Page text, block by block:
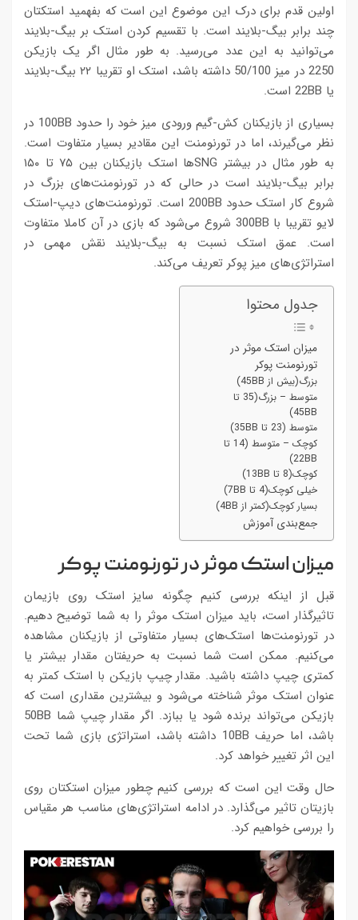
اولین قدم برای درک این موضوع این است که بفهمید استکتان
چند برابر بیگ-بلایند است. با تقسیم کردن استک بر بیگ-بلایند
می‌توانید به این عدد می‌رسید. به طور مثال اگر یک بازیکن
2250 در میز 50/100 داشته باشد، استک او تقریبا ۲۲ بیگ-بلایند
یا 22BB است.
بسیاری از بازیکنان کش-گیم ورودی میز خود را حدود 100BB در
نظر می‌گیرند، اما در تورنومنت این مقادیر بسیار متفاوت است.
به طور مثال در بیشتر SNGها استک بازیکنان بین ۷۵ تا ۱۵۰
برابر بیگ-بلایند است در حالی که در تورنومنت‌های بزرگ در
شروع کار استک حدود 200BB است. تورنومنت‌های دیپ-استک
لایو تقریبا با 300BB شروع می‌شود که بازی در آن کاملا متفاوت
است. عمق استک نسبت به بیگ-بلایند نقش مهمی در
استراتژی‌های میز پوکر تعریف می‌کند.
جدول محتوا
میزان استک موثر در
تورنومنت پوکر
بزرگ(بیش از 45BB)
متوسط – بزرگ(35 تا
45BB)
متوسط (23 تا 35BB)
کوچک – متوسط (14 تا
22BB)
کوچک(8 تا 13BB)
خیلی کوچک(4 تا 7BB)
بسیار کوچک(کمتر از 4BB)
جمع‌بندی آموزش
میزان استک موثر در تورنومنت پوکر
قبل از اینکه بررسی کنیم چگونه سایز استک روی بازیمان
تاثیرگذار است، باید میزان استک موثر را به شما توضیح دهیم.
در تورنومنت‌ها استک‌های بسیار متفاوتی از بازیکنان مشاهده
می‌کنیم. ممکن است شما نسبت به حریفتان مقدار بیشتر یا
کمتری چیپ داشته باشید. مقدار چیپ بازیکن با استک کمتر به
عنوان استک موثر شناخته می‌شود و بیشترین مقداری است که
بازیکن می‌تواند برنده شود یا ببازد. اگر مقدار چیپ شما 50BB
باشد، اما حریف 10BB داشته باشد، استراتژی بازی شما تحت
این اثر تغییر خواهد کرد.
حال وقت این است که بررسی کنیم چطور میزان استکتان روی
بازیتان تاثیر می‌گذارد. در ادامه استراتژی‌های مناسب هر مقیاس
را بررسی خواهیم کرد.